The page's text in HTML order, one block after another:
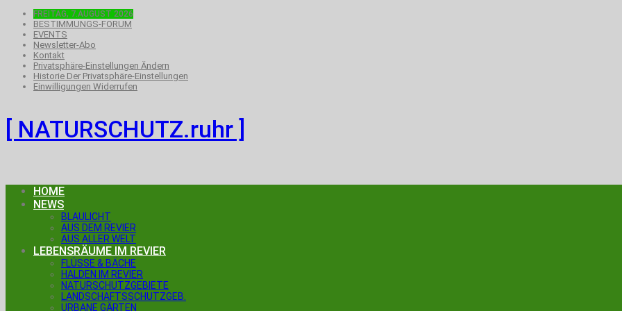
FREITAG, 7.AUGUST 2026
BESTIMMUNGS-FORUM
EVENTS
Newsletter-Abo
Kontakt
Privatsphäre-Einstellungen Ändern
Historie Der Privatsphäre-Einstellungen
Einwilligungen Widerrufen
[ NATURSCHUTZ.ruhr ]
HOME
NEWS
BLAULICHT
AUS DEM REVIER
AUS ALLER WELT
LEBENSRÄUME IM REVIER
FLÜSSE & BÄCHE
HALDEN IM REVIER
NATURSCHUTZGEBIETE
LANDSCHAFTSSCHUTZGEB.
URBANE GÄRTEN